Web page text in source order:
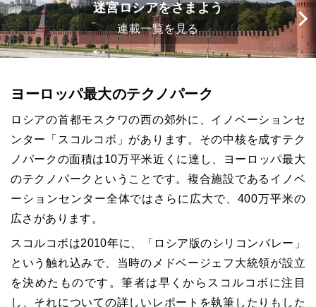
迷宮ロシアをさまよう
連載一覧を見る
ヨーロッパ最大のテクノパーク
ロシアの首都モスクワの西の郊外に、イノベーションセ
ンター「スコルコボ」があります。その中核を成すテク
ノパークの面積は10万平米近くに達し、ヨーロッパ最大
のテクノパークということです。複合施設であるイノベ
ーションセンター全体ではさらに広大で、400万平米の
広さがあります。
スコルコボは2010年に、「ロシア版のシリコンバレー」
という触れ込みで、当時のメドベージェフ大統領が設立
を決めたものです。筆者は早くからスコルコボに注目
し、それについての詳しいレポートを執筆したりもした